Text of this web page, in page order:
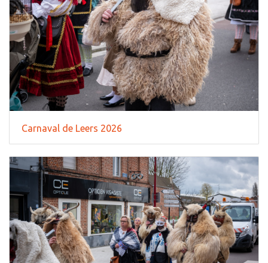
Carnaval de Leers 2026